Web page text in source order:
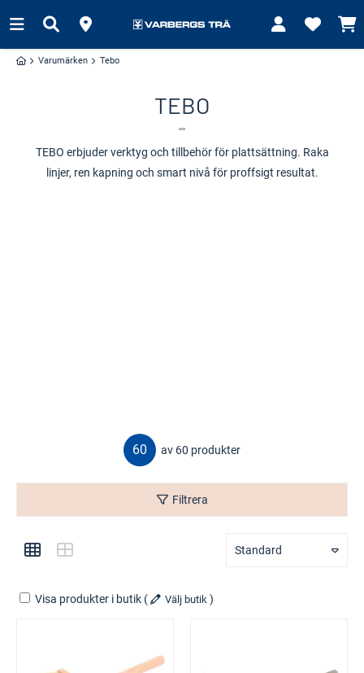
Varumärken Tebo
TEBO
TEBO erbjuder verktyg och tillbehör för plattsättning. Raka
linjer, ren kapning och smart nivå för proffsigt resultat.
60 av 60 produkter
Filtrera
Standard
Visa produkter i butik ( Välj butik )